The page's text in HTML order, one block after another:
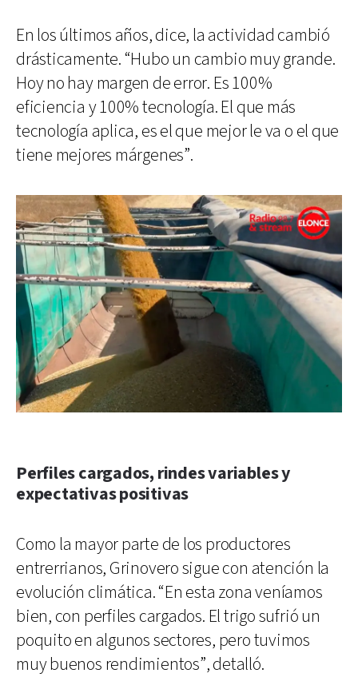
En los últimos años, dice, la actividad cambió
drásticamente. “Hubo un cambio muy grande.
Hoy no hay margen de error. Es 100%
eficiencia y 100% tecnología. El que más
tecnología aplica, es el que mejor le va o el que
tiene mejores márgenes”.
Perfiles cargados, rindes variables y
expectativas positivas
Como la mayor parte de los productores
entrerrianos, Grinovero sigue con atención la
evolución climática. “En esta zona veníamos
bien, con perfiles cargados. El trigo sufrió un
poquito en algunos sectores, pero tuvimos
muy buenos rendimientos”, detalló.